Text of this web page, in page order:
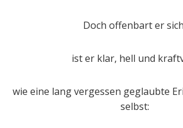
Doch offenbart er
ist er klar, hell und
wie eine lang vergessen geglaubte
selbst: